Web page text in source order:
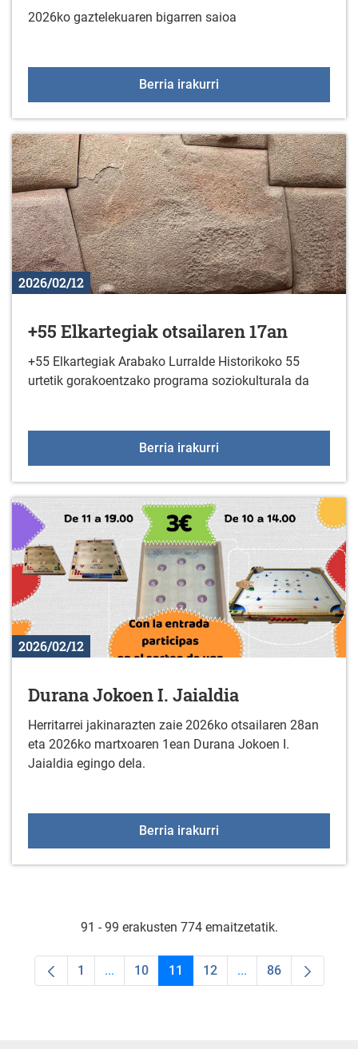
2026ko gaztelekuaren bigarren saioa
Berria irakurri
2026/02/12
+55 Elkartegiak otsailaren 17an
+55 Elkartegiak Arabako Lurralde Historikoko 55
urtetik gorakoentzako programa soziokulturala da
Berria irakurri
2026/02/12
Durana Jokoen I. Jaialdia
Herritarrei jakinarazten zaie 2026ko otsailaren 28an
eta 2026ko martxoaren 1ean Durana Jokoen I.
Jaialdia egingo dela.
Berria irakurri
91 - 99 erakusten 774 emaitzetatik.
Orrialdea
1 ...Intermediate Pages Use TAB to navigate.
Orrialdea
10 Orrialdea
11 Orrialdea
12 ...Intermediate Pages
Orrialdea
86